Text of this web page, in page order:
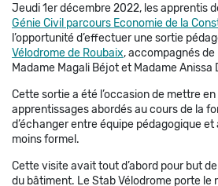
Jeudi 1er décembre 2022, les apprentis
Génie Civil parcours Economie de la
l’opportunité d’effectuer une sortie
Vélodrome de Roubaix, accompagnés
Madame Magali Béjot et Madame Anissa
Cette sortie a été l’occasion de mettre
apprentissages abordés au cours de la
d’échanger entre équipe pédagogique
moins formel.
Cette visite avait tout d’abord pour but
du bâtiment. Le Stab Vélodrome porte le